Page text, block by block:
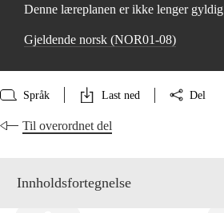
Denne læreplanen er ikke lenger gyldig
Gjeldende norsk (NOR01‑08)
Språk Last ned Del
Til overordnet del
Innholdsfortegnelse